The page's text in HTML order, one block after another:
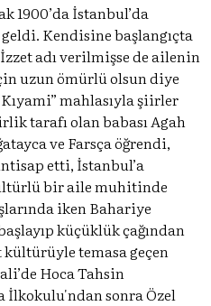
1900’da İstanbul’da
Kendisine başlangıçta
adı verilmişse de ailenin
uzun ömürlü olsun diye
mahlasıyla şiirler
tarafı olan babası Agah
ve Farsça öğrendi,
etti, İstanbul’a
bir aile muhitinde
iken Bahariye
küçüklük çağından
temasa geçen
Hoca Tahsin
İlkokulu'ndan sonra Özel